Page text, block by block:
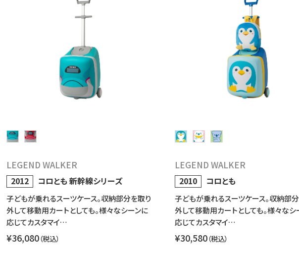
LEGEND WALKER
2012 コロとも 新幹線シリーズ
子どもが乗れるスーツケース。収納部分を取り
外して移動用カートとしても。様々なシーンに
応じてカスタマイ…
¥36,080（税込）
LEGEND WALKER
2010 コロとも
子どもが乗れるスーツケース。収納部
外して移動用カートとしても。様々なシ
応じてカスタマイ…
¥30,580（税込）